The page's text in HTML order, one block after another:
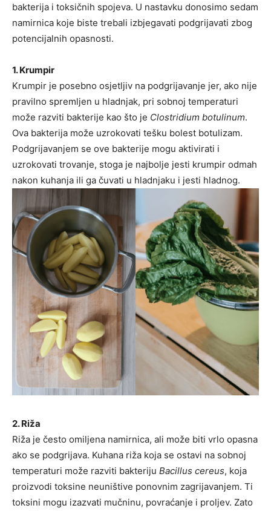
bakterija i toksičnih spojeva. U nastavku donosimo sedam
namirnica koje biste trebali izbjegavati podgrijavati zbog
potencijalnih opasnosti.
1. Krumpir
Krumpir je posebno osjetljiv na podgrijavanje jer, ako nije
pravilno spremljen u hladnjak, pri sobnoj temperaturi
može razviti bakterije kao što je Clostridium botulinum.
Ova bakterija može uzrokovati tešku bolest botulizam.
Podgrijavanjem se ove bakterije mogu aktivirati i
uzrokovati trovanje, stoga je najbolje jesti krumpir odmah
nakon kuhanja ili ga čuvati u hladnjaku i jesti hladnog.
2. Riža
Riža je često omiljena namirnica, ali može biti vrlo opasna
ako se podgrijava. Kuhana riža koja se ostavi na sobnoj
temperaturi može razviti bakteriju Bacillus cereus, koja
proizvodi toksine neuništive ponovnim zagrijavanjem. Ti
toksini mogu izazvati mučninu, povraćanje i proljev. Zato